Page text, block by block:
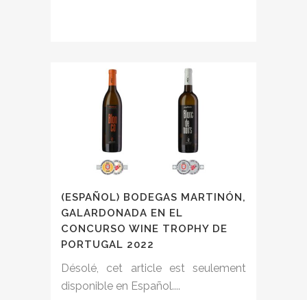
(ESPAÑOL) BODEGAS MARTINÓN,
GALARDONADA EN EL
CONCURSO WINE TROPHY DE
PORTUGAL 2022
Désolé, cet article est seulement
disponible en Español....